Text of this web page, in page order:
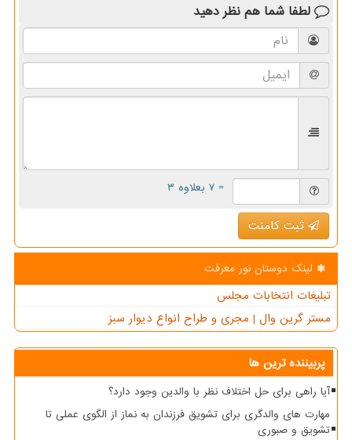
لطفا شما هم نظر دهید
= ۷ بعلاوه ۳
ثبت کامنت
لینک دوستان نور معرفت
تبلیغات انتخابات مجلس
مستر گرین وال | مجری و طراح انواع دیوار سبز
پربیننده ترین ها
آیا راهی برای حل اختلاف نظر با والدین وجود دارد؟
مهارت های والدگری برای تشویق فرزندان به نماز از الگوی عملی تا
تشویق و صبوری